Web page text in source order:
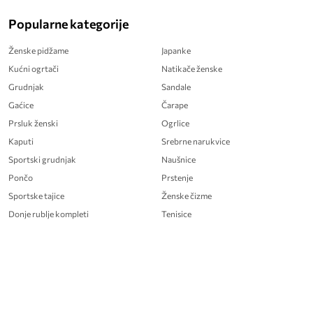
Popularne kategorije
Ženske pidžame
Kućni ogrtači
Grudnjak
Gaćice
Prsluk ženski
Kaputi
Sportski grudnjak
Pončo
Sportske tajice
Donje rublje kompleti
Japanke
Natikače ženske
Sandale
Čarape
Ogrlice
Srebrne narukvice
Naušnice
Prstenje
Ženske čizme
Tenisice